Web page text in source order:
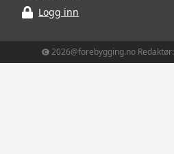
Logg inn
2026@forebygging.no Redaktør: